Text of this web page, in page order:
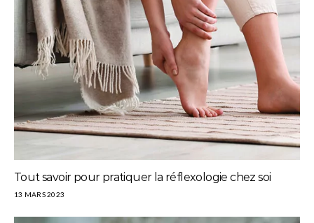
Tout savoir pour pratiquer la réflexologie chez soi
13 MARS 2023